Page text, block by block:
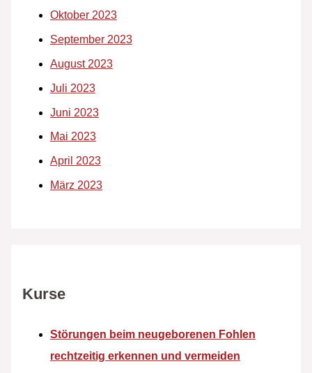
Oktober 2023
September 2023
August 2023
Juli 2023
Juni 2023
Mai 2023
April 2023
März 2023
Kurse
Störungen beim neugeborenen Fohlen
rechtzeitig erkennen und vermeiden